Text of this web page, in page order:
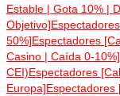
Estable | Gota 10% |
Objetivo]
50%]Espectadores
Casino | Caída 0-10%]
CEI)Espectadores
Europa]Espectadores